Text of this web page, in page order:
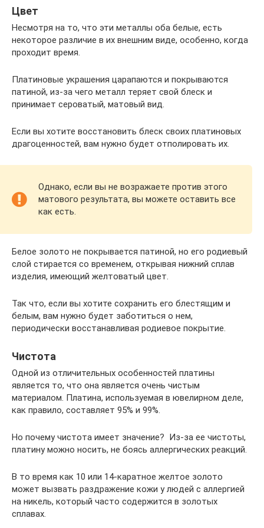
Цвет
Несмотря на то, что эти металлы оба белые, есть
некоторое различие в их внешним виде, особенно, когда
проходит время.
Платиновые украшения царапаются и покрываются
патиной, из-за чего металл теряет свой блеск и
принимает сероватый, матовый вид.
Если вы хотите восстановить блеск своих платиновых
драгоценностей, вам нужно будет отполировать их.
Однако, если вы не возражаете против этого
матового результата, вы можете оставить все
как есть.
Белое золото не покрывается патиной, но его родиевый
слой стирается со временем, открывая нижний сплав
изделия, имеющий желтоватый цвет.
Так что, если вы хотите сохранить его блестящим и
белым, вам нужно будет заботиться о нем,
периодически восстанавливая родиевое покрытие.
Чистота
Одной из отличительных особенностей платины
является то, что она является очень чистым
материалом. Платина, используемая в ювелирном деле,
как правило, составляет 95% и 99%.
Но почему чистота имеет значение? Из-за ее чистоты,
платину можно носить, не боясь аллергических реакций.
В то время как 10 или 14-каратное желтое золото
может вызвать раздражение кожи у людей с аллергией
на никель, который часто содержится в золотых
сплавах.